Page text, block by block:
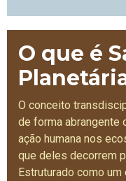
O que é
O conceito
de forma abrangente
ação humana nos
que deles decorrem
Estruturado como